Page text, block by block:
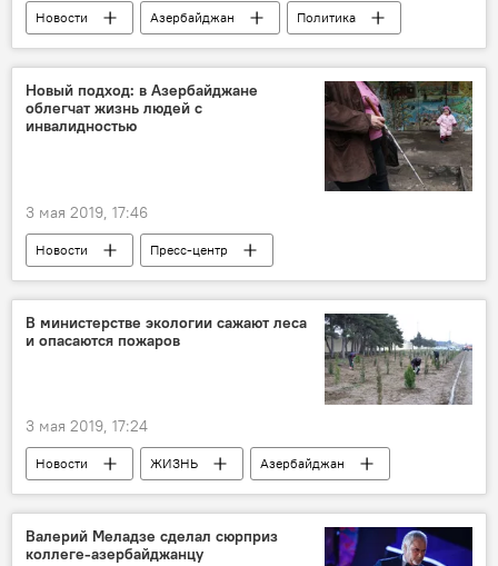
Новости Азербайджан Политика
Новый подход: в Азербайджане
облегчат жизнь людей с
инвалидностью
3 мая 2019, 17:46
Новости
Пресс-центр
Азербайджан
ЖИЗНЬ Здоровье
В министерстве экологии сажают леса
и опасаются пожаров
3 мая 2019, 17:24
Новости ЖИЗНЬ Азербайджан
Валерий Меладзе сделал сюрприз
коллеге-азербайджанцу